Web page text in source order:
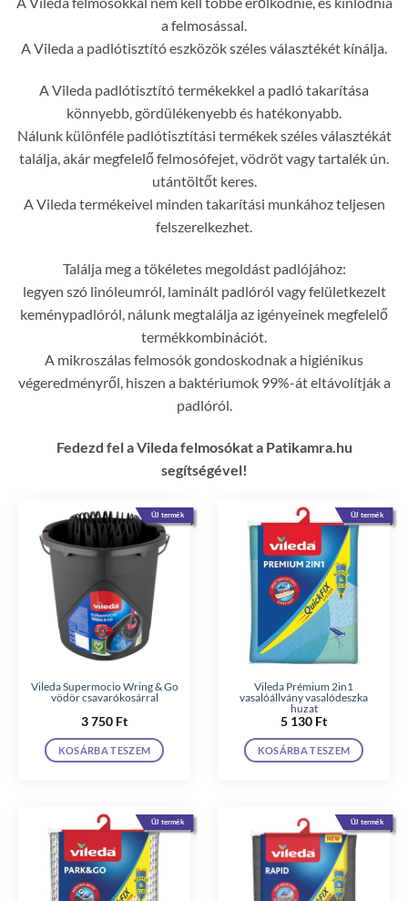
a felmosással.
A Vileda a padlótisztító eszközök széles választékét kínálja.
A Vileda padlótisztító termékekkel a padló takarítása
könnyebb, gördülékenyebb és hatékonyabb.
Nálunk különféle padlótisztítási termékek széles választékát
találja, akár megfelelő felmosófejet, vödröt vagy tartalék ún.
utántöltőt keres.
A Vileda termékeivel minden takarítási munkához teljesen
felszerelkezhet.
Találja meg a tökéletes megoldást padlójához:
legyen szó linóleumról, laminált padlóról vagy felületkezelt
keménypadlóról, nálunk megtalálja az igényeinek megfelelő
termékkombinációt.
A mikroszálas felmosók gondoskodnak a higiénikus
végeredményről, hiszen a baktériumok 99%-át eltávolítják a
padlóról.
Fedezd fel a Vileda felmosókat a Patikamra.hu
segítségével!
ÚJ termék
Vileda Supermocio Wring & Go
vödör csavarókosárral
3 750 Ft
KOSÁRBA TESZEM
ÚJ termék
Vileda Prémium 2in1
vasalóállvány vasalódeszka
huzat
5 130 Ft
KOSÁRBA TESZEM
ÚJ termék ÚJ termék